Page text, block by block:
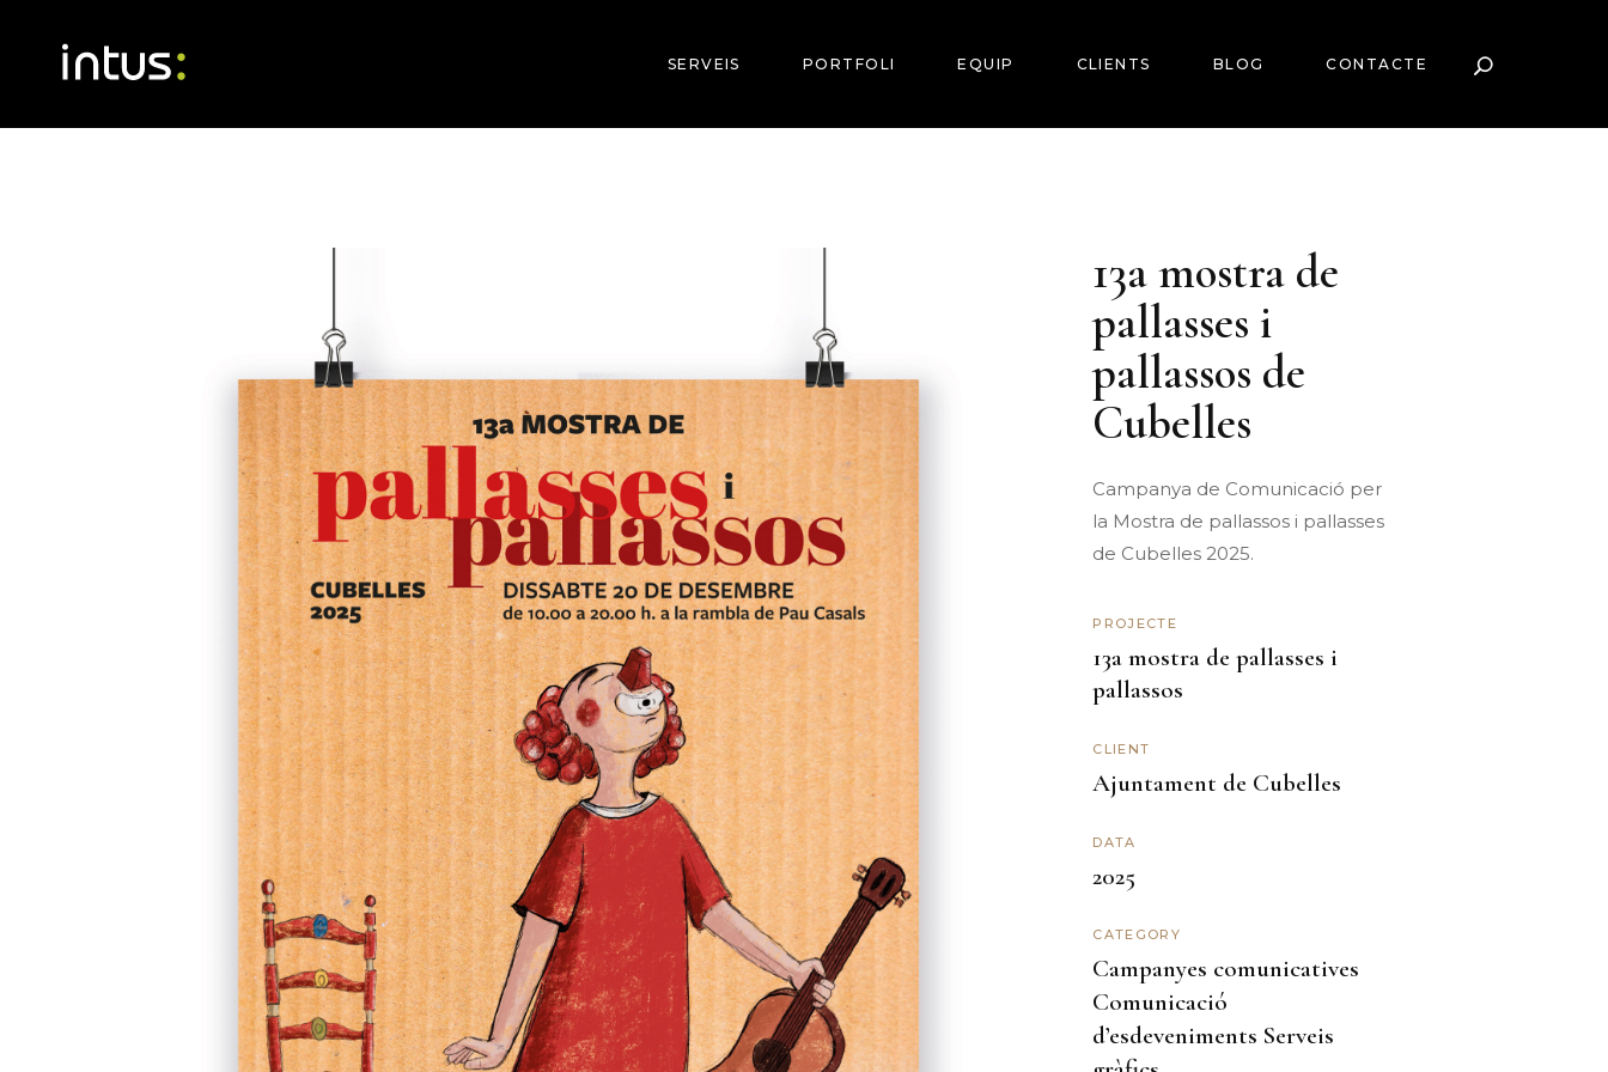
SERVEIS PORTFOLI EQUIP CLIENTS BLOG CONTACTE
13a mostra de
pallasses i
pallassos de
Cubelles
Campanya de Comunicació per
la Mostra de pallassos i pallasses
de Cubelles 2025.
PROJECTE
13a mostra de pallasses i
pallassos
CLIENT
Ajuntament de Cubelles
DATA
2025
CATEGORY
Campanyes comunicatives
Comunicació
d’esdeveniments Serveis